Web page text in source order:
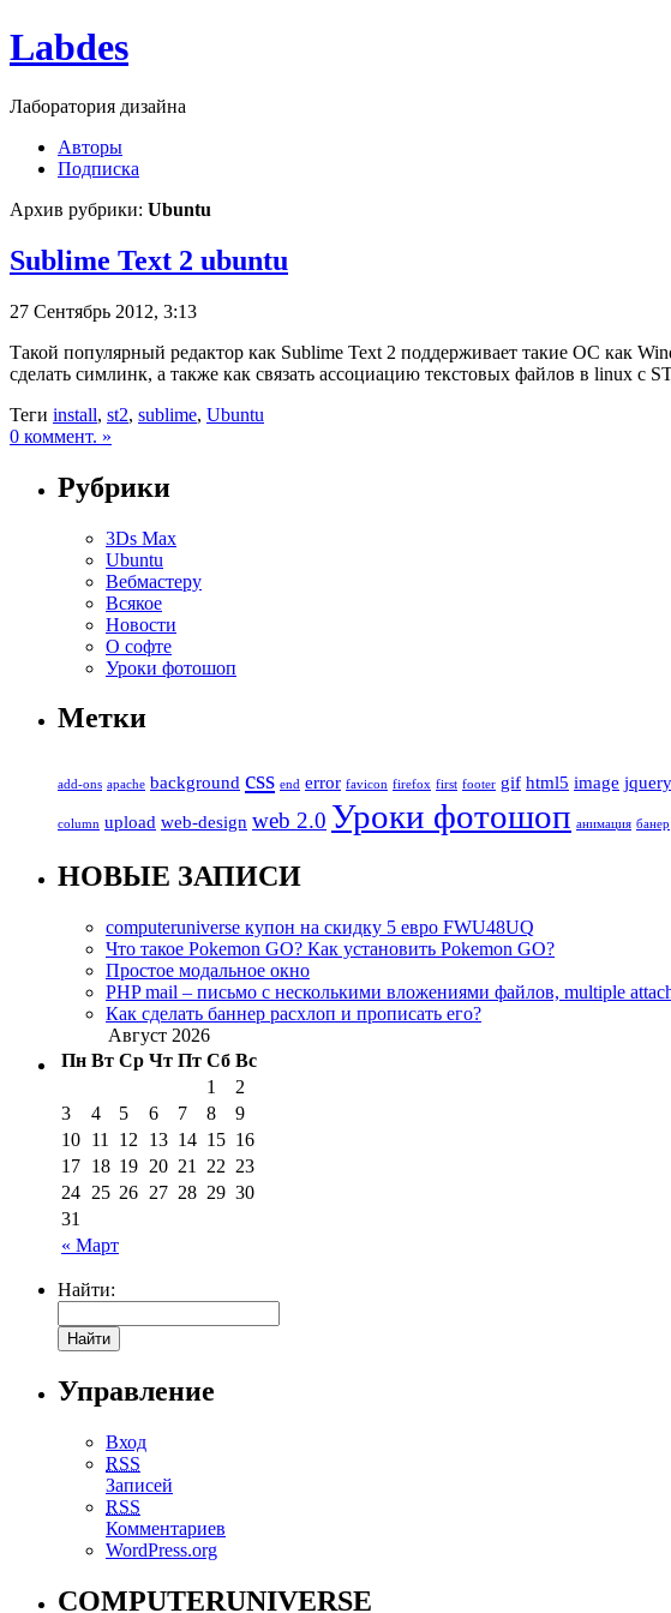
Labdes
Лаборатория дизайна
Авторы
Подписка
Архив рубрики: Ubuntu
Sublime Text 2 ubuntu
27 Сентябрь 2012, 3:13
Такой популярный редактор как Sublime Text 2 поддерживает такие ОС как
сделать симлинк, а также как связать ассоциацию текстовых файлов в linux с
Теги install, st2, sublime, Ubuntu
0 коммент. »
Рубрики
3Ds Max
Ubuntu
Вебмастеру
Всякое
Новости
О софте
Уроки фотошоп
Метки
add-ons apache background css end error favicon firefox first footer gif html5 image jquery
column upload web-design web 2.0 Уроки фотошоп анимация банер
НОВЫЕ ЗАПИСИ
computeruniverse купон на скидку 5 евро FWU48UQ
Что такое Pokemon GO? Как установить Pokemon GO?
Простое модальное окно
PHP mail – письмо с несколькими вложениями файлов, multiple
Как сделать баннер расхлоп и прописать его?
Август 2026
Пн Вт Ср Чт Пт Сб Вс
« Март
1
2
3
4 5 6 7 8
9
10 11 12 13 14 15 16
17 18 19 20 21 22 23
24 25 26 27 28 29 30
31
Найти:
Управление
Вход
RSS
Записей
RSS
Комментариев
WordPress.org
COMPUTERUNIVERSE